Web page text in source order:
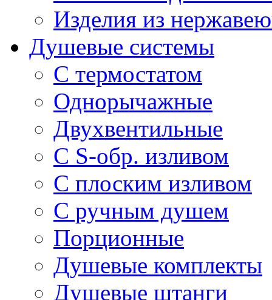
Изделия из
Душевые системы
С термостатом
Однорычажные
Двухвентильные
С S-обр. изливом
С плоским изливом
С ручным душем
Порционные
Душевые комплекты
Душевые штанги